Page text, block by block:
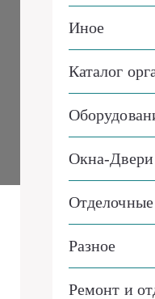
Иное
Каталог
Окна-Двери
Разное
Ремонт и